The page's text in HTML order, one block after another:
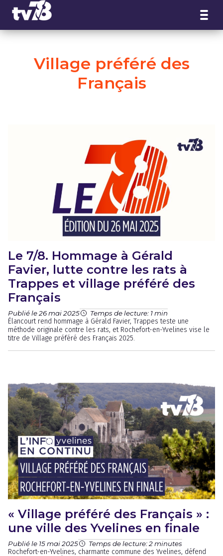
Village préféré des
Français
Le 7/8. Hommage à Gérald
Favier, lutte contre les rats à
Trappes et village préféré des
Français
Publié le 26 mai 2025 Temps de lecture: 1 min
Élancourt rend hommage à Gérald Favier, Trappes teste une
méthode originale contre les rats, et Rochefort-en-Yvelines vise le
titre de Village préféré des Français 2025.
« Village préféré des Français » :
une ville des Yvelines en finale
Publié le 15 mai 2025 Temps de lecture: 2 minutes
Rochefort-en-Yvelines, charmante commune des Yvelines, défend
Panneau de gestion des cookies